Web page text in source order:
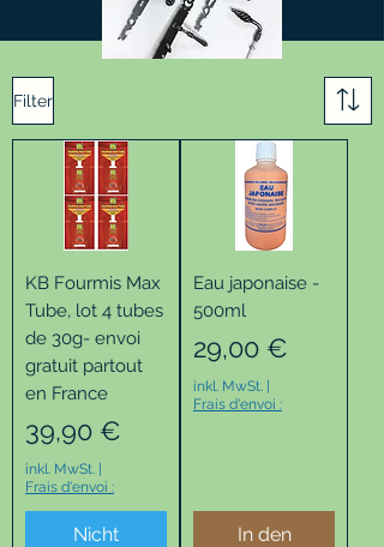
Filter
KB Fourmis Max
Tube, lot 4 tubes
de 30g- envoi
gratuit partout
en France
Preis
39,90 €
inkl. MwSt.
Frais d'envoi :
Nicht
Eau japonaise -
500ml
Preis
29,00 €
inkl. MwSt.
Frais d'envoi :
In den